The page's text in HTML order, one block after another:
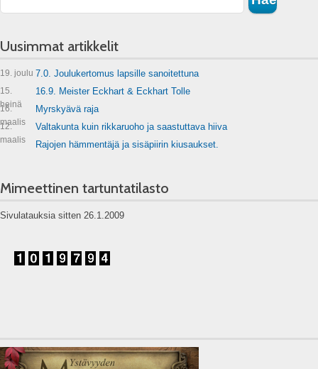
Uusimmat artikkelit
19. joulu 7.0. Joulukertomus lapsille sanoitettuna
15.
heinä
16.9. Meister Eckhart & Eckhart Tolle
16.
maalis
Myrskyävä raja
12.
maalis
Valtakunta kuin rikkaruoho ja saastuttava hiiva
Rajojen hämmentäjä ja sisäpiirin kiusaukset.
Mimeettinen tartuntatilasto
Sivulatauksia sitten 26.1.2009